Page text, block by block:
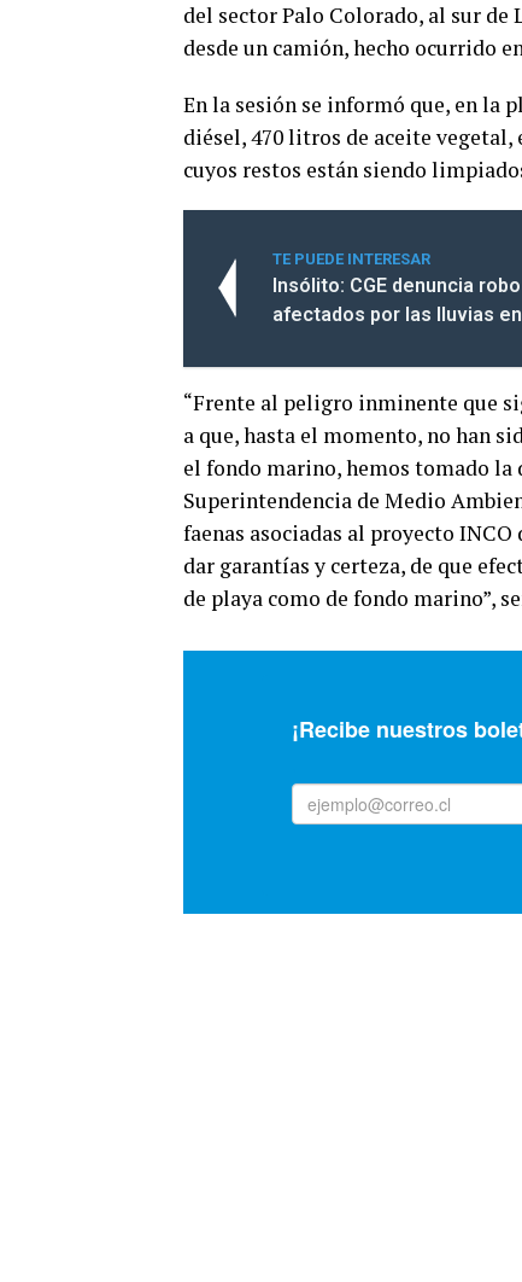
del sector Palo Colorado, al sur
desde un camión, hecho ocurrido
En la sesión se informó que, en la
diésel, 470 litros de aceite
cuyos restos están siendo
TE PUEDE INTERESAR
Insólito: CGE denuncia
afectados por las lluvias
“Frente al peligro inminente que
a que, hasta el momento, no han
el fondo marino, hemos tomado
Superintendencia de Medio
faenas asociadas al proyecto
dar garantías y certeza, de que
de playa como de fondo marino”,